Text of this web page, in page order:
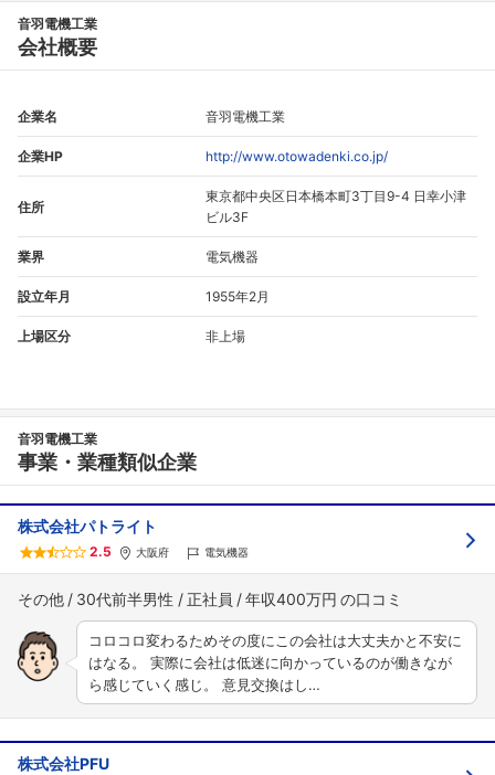
フォローしました
音羽電機工業
会社概要
企業名 音羽電機工業
企業HP http://www.otowadenki.co.jp/
住所
東京都中央区日本橋本町3丁目9-4 日幸小津
ビル3F
業界 電気機器
設立年月 1955年2月
上場区分 非上場
音羽電機工業
事業・業種類似企業
株式会社パトライト
2.5 大阪府 電気機器
その他 30代前半男性 正社員 年収400万円
コロコロ変わるためその度にこの会社は大丈夫かと不安に
はなる。 実際に会社は低迷に向かっているのが働きなが
ら感じていく感じ。 意見交換はし…
株式会社PFU